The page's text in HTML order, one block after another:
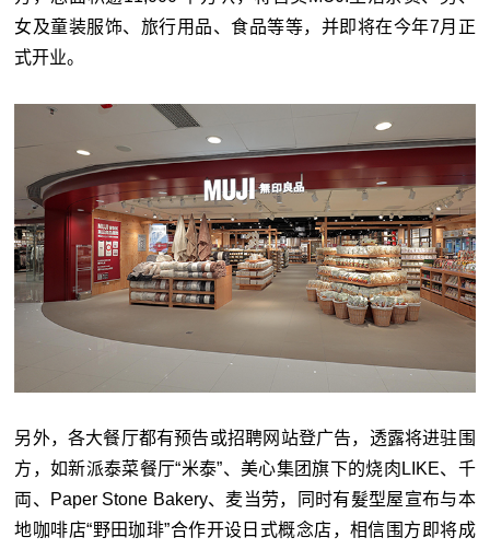
女及童装服饰、旅行用品、食品等等，并即将在今年7月正
式开业。
另外，各大餐厅都有预告或招聘网站登广告，透露将进驻围
方，如新派泰菜餐厅“米泰”、美心集团旗下的烧肉LIKE、千
両、Paper Stone Bakery、麦当劳，同时有髮型屋宣布与本
地咖啡店“野田珈琲”合作开设日式概念店，相信围方即将成